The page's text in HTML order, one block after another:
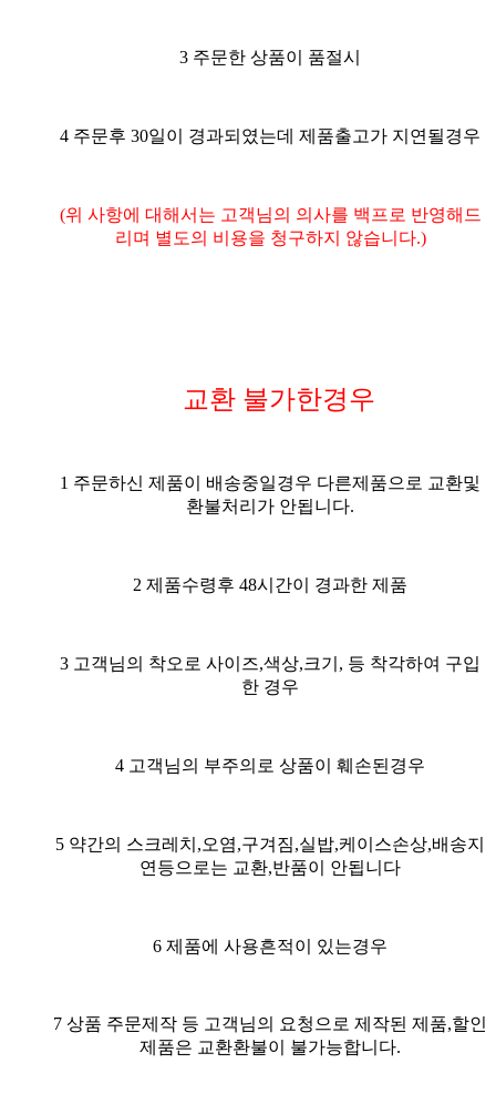
3 주문한 상품이 품절시
4 주문후 30일이 경과되였는데 제품출고가 지연될경우
(위 사항에 대해서는 고객님의 의사를 백프로 반영해드
리며 별도의 비용을 청구하지 않습니다.)
교환 불가한경우
1 주문하신 제품이 배송중일경우 다른제품으로 교환및
환불처리가 안됩니다.
2 제품수령후 48시간이 경과한 제품
3 고객님의 착오로 사이즈,색상,크기, 등 착각하여 구입
한 경우
4 고객님의 부주의로 상품이 훼손된경우
5 약간의 스크레치,오염,구겨짐,실밥,케이스손상,배송지
연등으로는 교환,반품이 안됩니다
6 제품에 사용흔적이 있는경우
7 상품 주문제작 등 고객님의 요청으로 제작된 제품,할인
제품은 교환환불이 불가능합니다.